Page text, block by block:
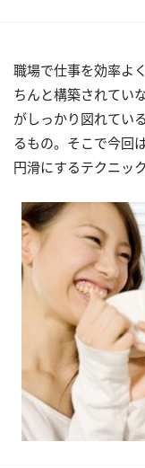
職場で仕事を効率よ
ちんと構築されてい
がしっかり図れてい
るもの。そこで今回
円滑にするテクニッ